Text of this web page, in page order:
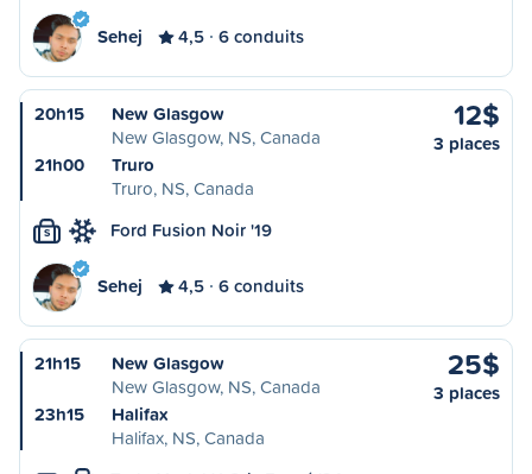
Sehej 4,5 6 conduits
20h15
New Glasgow
New Glasgow, NS, Canada
21h00
Truro
Truro, NS, Canada
12$
3 places
S Ford Fusion Noir '19
Sehej 4,5 6 conduits
21h15
New Glasgow
New Glasgow, NS, Canada
23h15
Halifax
Halifax, NS, Canada
25$
3 places